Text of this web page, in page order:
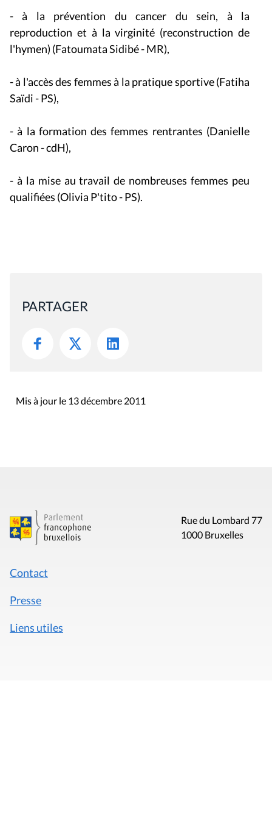
- à la prévention du cancer du sein, à la
reproduction et à la virginité (reconstruction de
l'hymen) (Fatoumata Sidibé - MR),
- à l'accès des femmes à la pratique sportive (Fatiha
Saïdi - PS),
- à la formation des femmes rentrantes (Danielle
Caron - cdH),
- à la mise au travail de nombreuses femmes peu
qualifiées (Olivia P'tito - PS).
PARTAGER
Mis à jour le 13 décembre 2011
Rue du Lombard 77
1000 Bruxelles
Contact
Presse
Liens utiles